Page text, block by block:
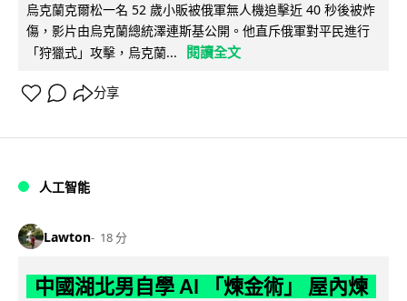
烏克蘭克爾松一名 52 歲小販被俄軍無人機追擊近 40 秒後被炸
傷，影片由烏克蘭總統澤連斯基公開。他直斥俄軍對平民進行
「狩獵式」攻擊，烏克蘭...
閱讀全文
分享
人工智能
Lawton 18 分
中國湖北男自學 AI 「煉金術」 屋內煉